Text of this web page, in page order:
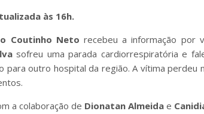
às 16h.
Coutinho Neto recebeu a informação por
sofreu uma parada cardiorrespiratória e
para outro hospital da região. A vítima perdeu
a colaboração de Dionatan Almeida e